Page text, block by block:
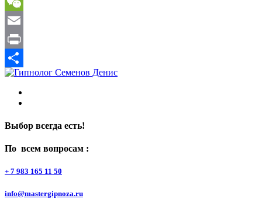
WeChat
Email
Print
Отправить
Выбор всегда есть!
По всем вопросам :
+ 7 983 165 11 50
info@mastergipnoza.ru